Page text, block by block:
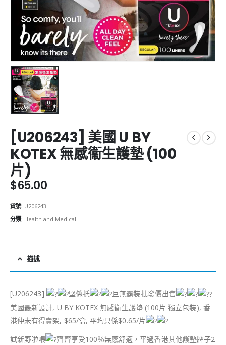
[U206243] 美國 U BY
KOTEX 無感衞生護墊 (100
片)
$65.00
貨號: U206243
分類: Health and Medical
描述
[U206243] 堅係抵
巨無霸裝批發價出售
美國最新設計, U BY KOTEX 無感衞生護墊 (100片 獨立包裝), 香
港仲未有得賣架, $65/盒, 平均只係$0.65/片
試新野啦喂
齊齊享受100％無感舒適，平過香港其他護墊牌子2